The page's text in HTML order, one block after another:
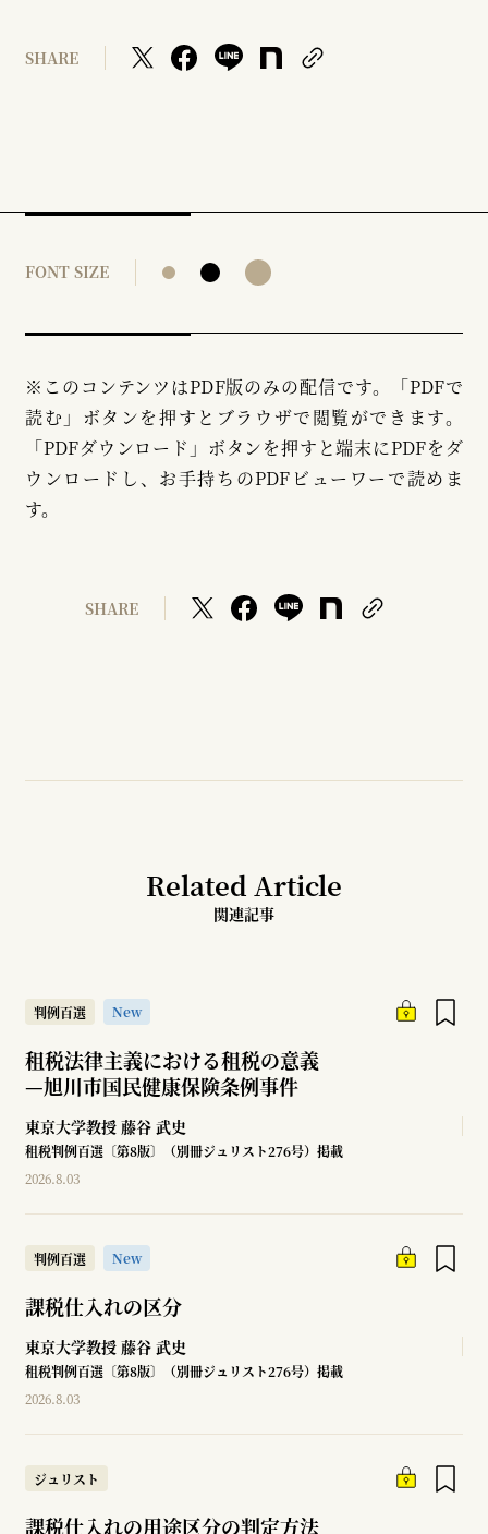
SHARE
FONT SIZE
※このコンテンツはPDF版のみの配信です。「PDFで
読む」ボタンを押すとブラウザで閲覧ができます。
「PDFダウンロード」ボタンを押すと端末にPDFをダ
ウンロードし、お手持ちのPDFビューワーで読めま
す。
SHARE
Related Article
関連記事
判例百選 New
租税法律主義における租税の意義
—旭川市国民健康保険条例事件
東京大学教授 藤谷 武史
租税判例百選〔第8版〕（別冊ジュリスト276号）掲載
2026.8.03
判例百選 New
課税仕入れの区分
東京大学教授 藤谷 武史
租税判例百選〔第8版〕（別冊ジュリスト276号）掲載
2026.8.03
ジュリスト
課税仕入れの用途区分の判定方法